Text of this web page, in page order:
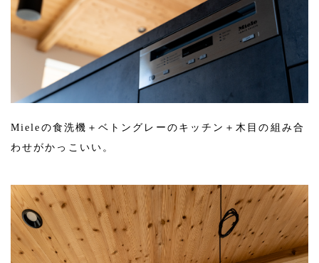
Mieleの食洗機＋ベトングレーのキッチン＋木目の組み合
わせがかっこいい。